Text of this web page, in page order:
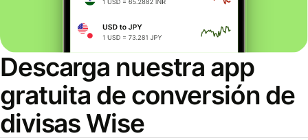
Descarga nuestra app
gratuita de conversión de
divisas Wise